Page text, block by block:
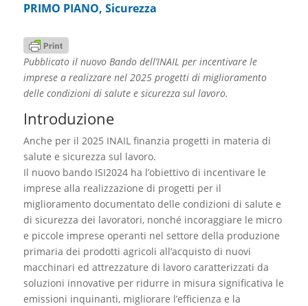
PRIMO PIANO, Sicurezza
Pubblicato il nuovo Bando dell’INAIL per incentivare le
imprese a realizzare nel 2025 progetti di miglioramento
delle condizioni di salute e sicurezza sul lavoro.
Introduzione
Anche per il 2025 INAIL finanzia progetti in materia di
salute e sicurezza sul lavoro.
Il nuovo bando ISI2024 ha l’obiettivo di incentivare le
imprese alla realizzazione di progetti per il
miglioramento documentato delle condizioni di salute e
di sicurezza dei lavoratori, nonché incoraggiare le micro
e piccole imprese operanti nel settore della produzione
primaria dei prodotti agricoli all’acquisto di nuovi
macchinari ed attrezzature di lavoro caratterizzati da
soluzioni innovative per ridurre in misura significativa le
emissioni inquinanti, migliorare l’efficienza e la